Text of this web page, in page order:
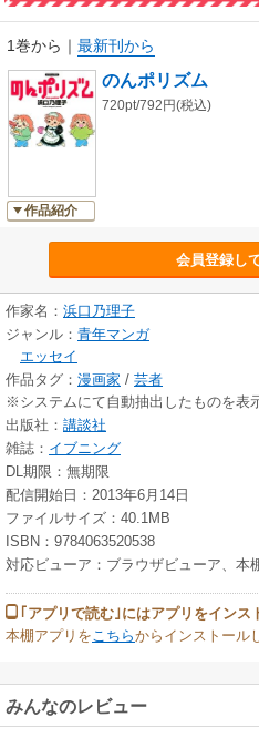
1巻から ｜ 最新刊から
作品紹介
のんポリズム
720pt/792円(税込)
会員登録し
作家名： 浜口乃理子
ジャンル： 青年マンガ
エッセイ
作品タグ： 漫画家 / 芸者
※システムにて自動抽出したものを表
出版社： 講談社
雑誌： イブニング
DL期限：無期限
配信開始日：2013年6月14日
ファイルサイズ：40.1MB
ISBN：9784063520538
対応ビューア：ブラウザビューア、本
｢アプリで読む｣にはアプリをインス
本棚アプリを こちらからインストール
みんなのレビュー